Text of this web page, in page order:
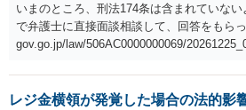
いまのところ、刑法174条は含まれていな
で弁護士に直接面談相談して、回答をもら
gov.go.jp/law/506AC0000000069/
一 刑法（明治四十年法律第四十五号）第
条、第百七十九条から第百八十二条まで、
レジ金横領が発覚した場合の法的影